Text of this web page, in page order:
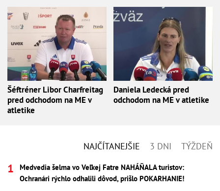
Šéftréner Libor Charfreitag
pred odchodom na ME v
atletike
Daniela Ledecká pred
odchodom na ME v atletike
NAJČÍTANEJŠIE 3 DNI TÝŽDEŇ
Medvedia šelma vo Veľkej Fatre NAHÁŇALA turistov:
Ochranári rýchlo odhalili dôvod, prišlo POKARHANIE!